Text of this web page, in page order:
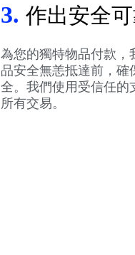
3. 作出安全
為您的獨特物品付款，
品安全無恙抵達前，確
全。我們使用受信任的
所有交易。